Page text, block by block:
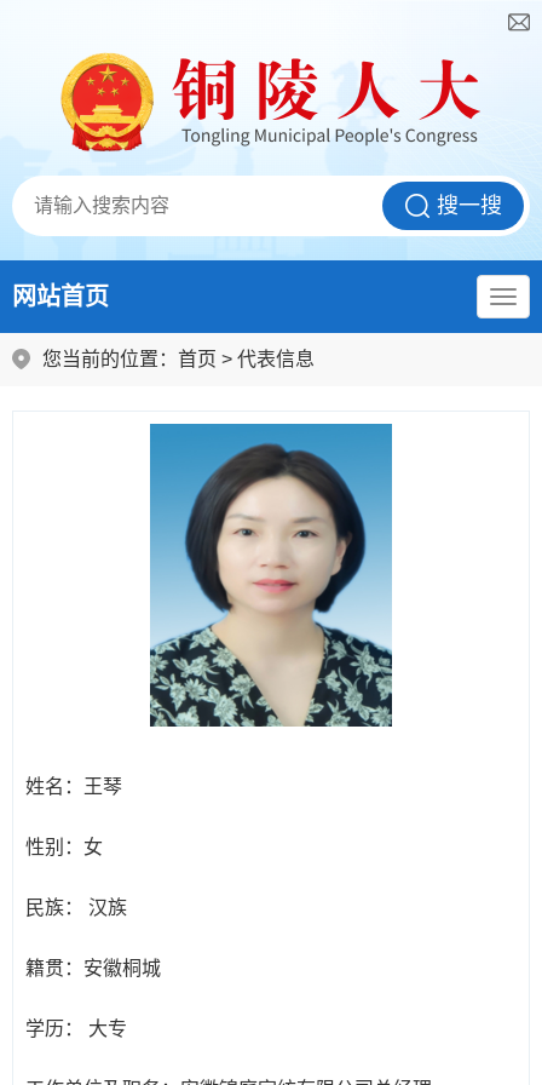
网站首页
您当前的位置： 首页 > 代表信息
姓名： 王琴
性别： 女
民族： 汉族
籍贯： 安徽桐城
学历： 大专